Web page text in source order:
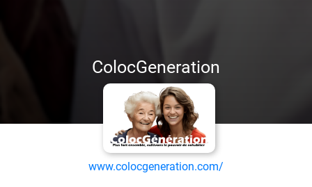
ColocGeneration
www.colocgeneration.com/